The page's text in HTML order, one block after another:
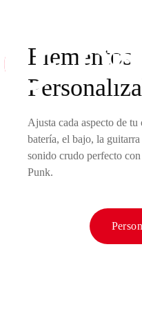
Elementos
Ajusta cada aspecto de
batería, el bajo, la
sonido crudo perfecto
Punk.